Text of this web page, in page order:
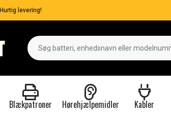
Hurtig levering!
Blækpatroner Hørehjælpemidler Kabler